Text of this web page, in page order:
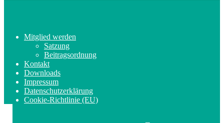
Mitglied werden
Satzung
Beitragsordnung
Kontakt
Downloads
Impressum
Datenschutzerklärung
Cookie-Richtlinie (EU)